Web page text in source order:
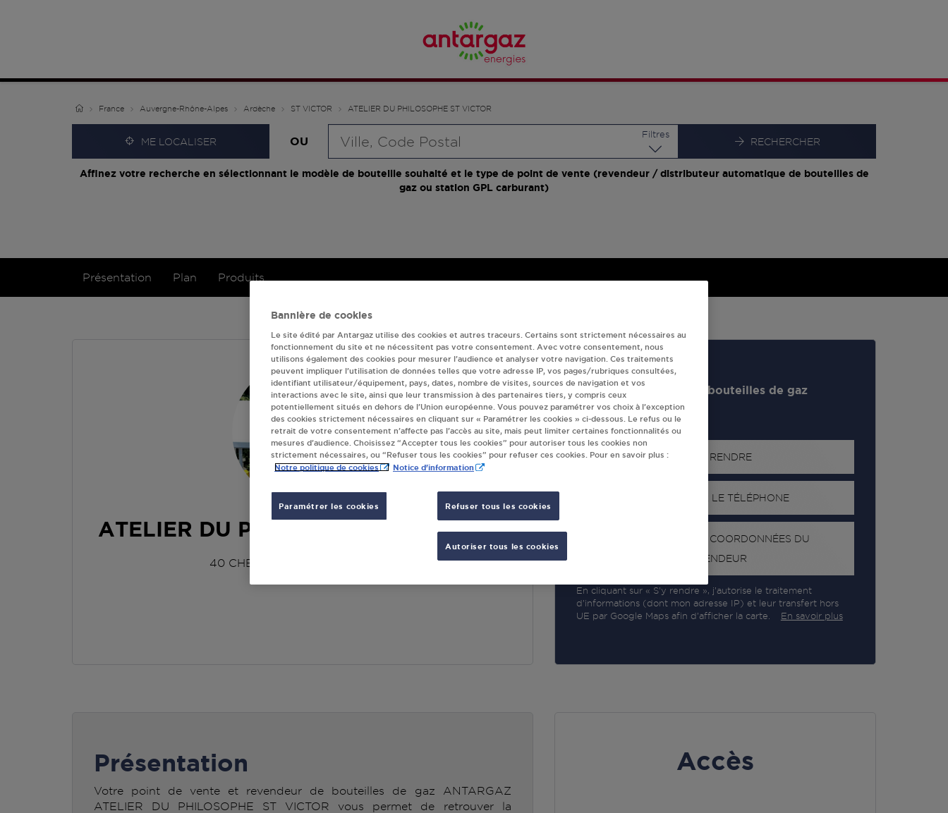
France Auvergne-Rhône-Alpes Ardèche ST VICTOR ATELIER DU PHILOSOPHE ST VICTOR
ME LOCALISER OU
Filtres
RECHERCHER
Affinez votre recherche en sélectionnant le modèle de bouteille souhaité et le type de point de vente (revendeur / distributeur automatique de bouteilles de
gaz ou station GPL carburant)
Présentation Plan Produits
ATELIER DU PHILOSOPHE ST VICTOR
40 CHEMIN DU PETIT THEOLIER
Revendeur de bouteilles de gaz
S'Y RENDRE
AFFICHER LE TÉLÉPHONE
RECEVOIR LES COORDONNÉES DU
REVENDEUR
En cliquant sur « S’y rendre », j’autorise le traitement
d’informations (dont mon adresse IP) et leur transfert hors
UE par Google Maps afin d’afficher la carte.
En savoir plus
Accès
Présentation
Votre point de vente et revendeur de bouteilles de gaz ANTARGAZ
ATELIER DU PHILOSOPHE ST VICTOR vous permet de retrouver la
Bannière de cookies
Le site édité par Antargaz utilise des cookies et autres traceurs. Certains sont strictement nécessaires au
fonctionnement du site et ne nécessitent pas votre consentement. Avec votre consentement, nous
utilisons également des cookies pour mesurer l’audience et analyser votre navigation. Ces traitements
peuvent impliquer l’utilisation de données telles que votre adresse IP, vos pages/rubriques consultées,
identifiant utilisateur/équipement, pays, dates, nombre de visites, sources de navigation et vos
interactions avec le site, ainsi que leur transmission à des partenaires tiers, y compris ceux
potentiellement situés en dehors de l’Union européenne. Vous pouvez paramétrer vos choix à l’exception
des cookies strictement nécessaires en cliquant sur « Paramétrer les cookies » ci-dessous. Le refus ou le
retrait de votre consentement n’affecte pas l’accès au site, mais peut limiter certaines fonctionnalités ou
mesures d’audience. Choisissez “Accepter tous les cookies” pour autoriser tous les cookies non
strictement nécessaires, ou “Refuser tous les cookies” pour refuser ces cookies. Pour en savoir plus :
Notre politique de cookies Notice d'information
Paramétrer les cookies Refuser tous les cookies
Autoriser tous les cookies